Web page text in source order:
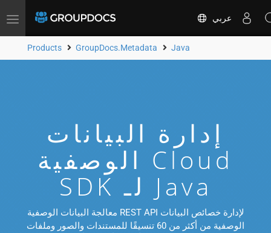
Toggle
عربي
Products GroupDocs.Metadata Java
إدارة البيانات
الوصفية Cloud
SDK لـ Java
معالجة البيانات الوصفية REST API لإدارة خصائص البيانات
الوصفية من أكثر من 60 تنسيقًا للمستندات والصور وملفات